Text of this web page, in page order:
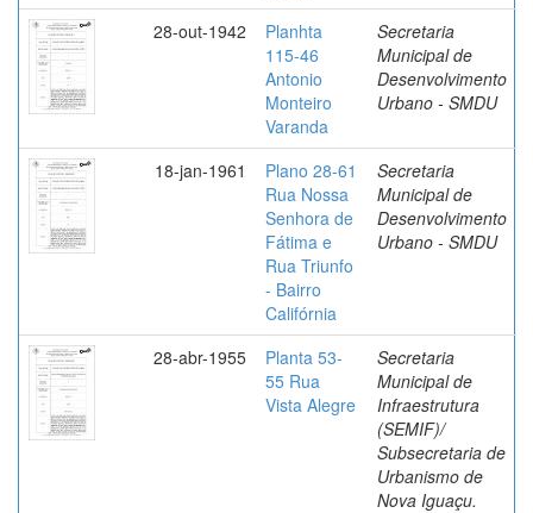
28-out-1942
Planhta
115-46
Antonio
Monteiro
Varanda
Secretaria
Municipal de
Desenvolvimento
Urbano - SMDU
18-jan-1961
Plano 28-61
Rua Nossa
Senhora de
Fátima e
Rua Triunfo
- Bairro
Califórnia
Secretaria
Municipal de
Desenvolvimento
Urbano - SMDU
28-abr-1955
Planta 53-
55 Rua
Vista Alegre
Secretaria
Municipal de
Infraestrutura
(SEMIF)/
Subsecretaria de
Urbanismo de
Nova Iguaçu.